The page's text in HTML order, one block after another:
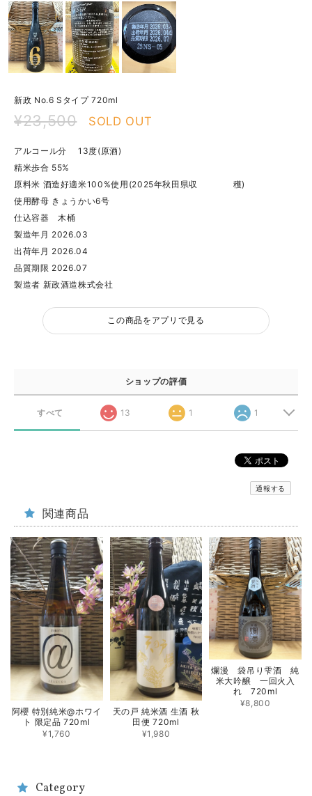
新政 No.6 Sタイプ 720ml
¥23,500 SOLD OUT
アルコール分 13度(原酒)
精米歩合 55%
原料米 酒造好適米100%使用(2025年秋田県収 穫)
使用酵母 きょうかい6号
仕込容器 木桶
製造年月 2026.03
出荷年月 2026.04
品質期限 2026.07
製造者 新政酒造株式会社
この商品をアプリで見る
ショップの評価
すべて 13 1 1
通報する
関連商品
阿櫻 特別純米@ホワイ
ト 限定品 720ml
¥1,760
天の戸 純米酒 生酒 秋
田便 720ml
¥1,980
爛漫 袋吊り雫酒 純
米大吟醸 一回火入
れ 720ml
¥8,800
Category